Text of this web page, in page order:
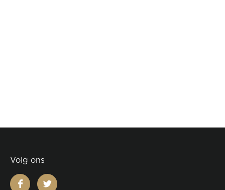
Volg ons
facebooktwitter